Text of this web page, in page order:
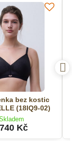
bez kostic
(18IQ9-02)
Kč